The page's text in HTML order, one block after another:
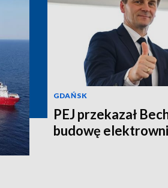
GDAŃSK
PEJ przekazał
budowę